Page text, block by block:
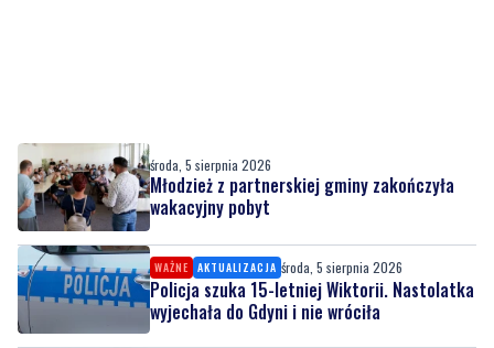
środa, 5 sierpnia 2026
Młodzież z partnerskiej gminy zakończyła
wakacyjny pobyt
WAŻNE AKTUALIZACJA środa, 5 sierpnia 2026
Policja szuka 15-letniej Wiktorii. Nastolatka
wyjechała do Gdyni i nie wróciła